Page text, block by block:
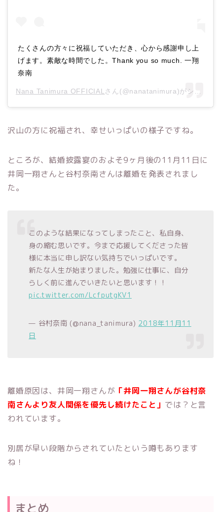
たくさんの方々に祝福していただき、心から感謝申し上
げます。素敵な時間でした。Thank you so much. 一翔
奈南
Nana Tanimura OFFICIAL さん(@nanatanimura)がシェアした投稿 –
沢山の方に祝福され、幸せいっぱいの様子ですね。
ところが、結婚披露宴のおよそ9ヶ月後の11月11日に
井岡一翔さんと谷村奈南さんは離婚を発表されまし
た。
このような結果になってしまったこと、私自身、
身の縮む思いです。今まで応援してくださった皆
様に本当に申し訳ない気持ちでいっぱいです。
新たな人生が始まりました。勉強に仕事に、自分
らしく前に進んでいきたいと思います！！
pic.twitter.com/LcfputgKV1
— 谷村奈南 (@nana_tanimura) 2018年11月11
日
離婚原因は、井岡一翔さんが 「井岡一翔さんが谷村奈
南さんより友人関係を優先し続けたこと」 では？と言
われています。
別居が早い段階からされていたという噂もあります
ね！
まとめ